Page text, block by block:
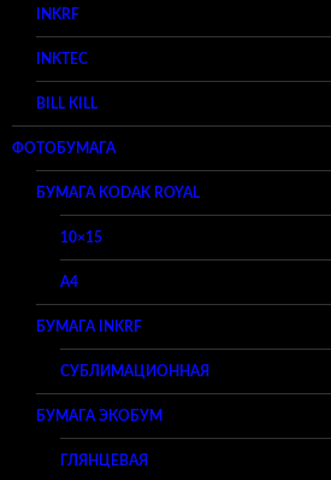
INKRF
INKTEC
BILL KILL
ФОТОБУМАГА
БУМАГА KODAK ROYAL
10×15
A4
БУМАГА INKRF
СУБЛИМАЦИОННАЯ
БУМАГА ЭКОБУМ
ГЛЯНЦЕВАЯ